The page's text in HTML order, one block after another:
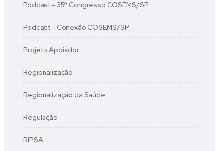
Podcast - 35º Congresso COSEMS/SP
Podcast - Conexão COSEMS/SP
Projeto Apoiador
Regionalização
Regionalização da Saúde
Regulação
RIPSA